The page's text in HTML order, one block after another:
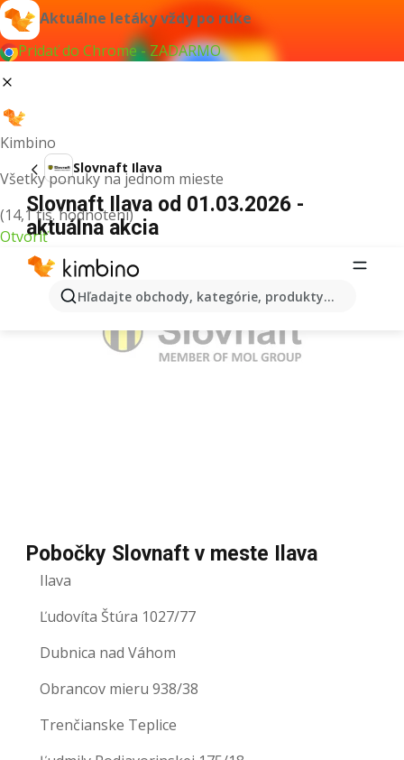
Aktuálne letáky vždy po ruke
Pridať do Chrome - ZADARMO
Kimbino
Všetky ponuky na jednom mieste
(14,1 tis. hodnotení)
Otvoriť
Hľadajte obchody, kategórie, produkty...
Slovnaft Ilava
Slovnaft Ilava od 01.03.2026 -
aktuálna akcia
Pobočky Slovnaft v meste Ilava
Ilava
Ľudovíta Štúra 1027/77
Dubnica nad Váhom
Obrancov mieru 938/38
Trenčianske Teplice